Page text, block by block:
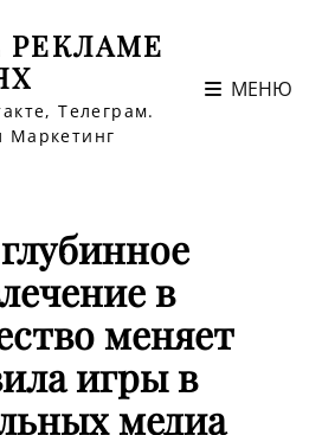
РЕКЛАМЕ
Телеграм.
Маркетинг
МЕНЮ
в
меняет
игры в
медиа